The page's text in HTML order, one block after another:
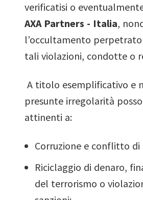
verificatisi o
AXA Partners - Italia,
l’occultamento
tali violazioni, condotte o
A titolo esemplificativo e
presunte irregolarità
attinenti a:
Corruzione e conflitto di
Riciclaggio di denaro,
del terrorismo o